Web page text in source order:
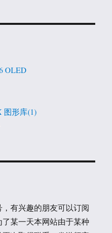
OLED
图形库(1)
有兴趣的朋友可以订阅
某一天本网站由于某种